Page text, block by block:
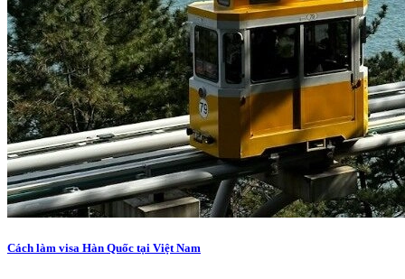
Cách làm visa Hàn Quốc tại Việt Nam